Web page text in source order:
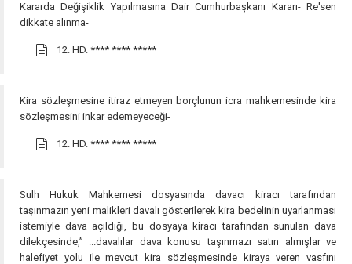
Kararda Değişiklik Yapılmasına Dair Cumhurbaşkanı Kararı- Re'sen
dikkate alınma-
12. HD. **** **** *****
Kira sözleşmesine itiraz etmeyen borçlunun icra mahkemesinde kira
sözleşmesini inkar edemeyeceği-
12. HD. **** **** *****
Sulh Hukuk Mahkemesi dosyasında davacı kiracı tarafından
taşınmazın yeni malikleri davalı gösterilerek kira bedelinin uyarlanması
istemiyle dava açıldığı, bu dosyaya kiracı tarafından sunulan dava
dilekçesinde,” ...davalılar dava konusu taşınmazı satın almışlar ve
halefiyet yolu ile mevcut kira sözleşmesinde kiraya veren vasfını